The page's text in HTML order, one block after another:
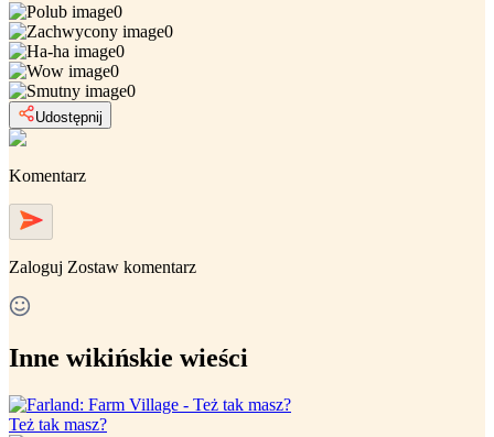
0
0
0
0
0
Udostępnij
Komentarz
Zaloguj Zostaw komentarz
Inne wikińskie wieści
Też tak masz?